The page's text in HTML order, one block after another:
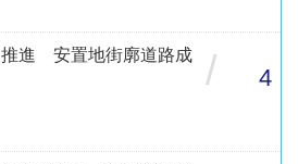
推進 安置地街廓道路成
/ 4